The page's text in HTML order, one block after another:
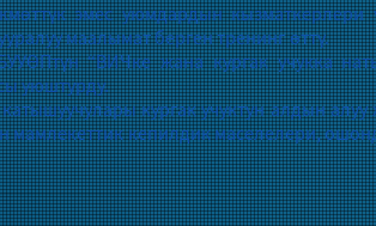
эмес уюмдардын
маалымат берген тренинг өттү.
“ВИЧке жана кургак учукка
уюштурду.
кургак учуктун алдын
мамлекеттик кепилдик маселелери,